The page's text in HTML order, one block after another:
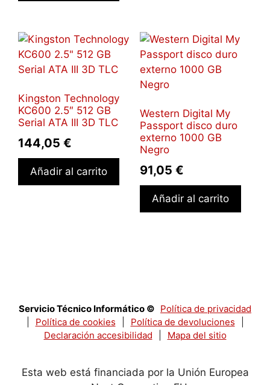
Kingston Technology
KC600 2.5″ 512 GB
Serial ATA III 3D TLC
144,05 €
Añadir al carrito
Western Digital My
Passport disco duro
externo 1000 GB
Negro
91,05 €
Añadir al carrito
Servicio Técnico Informático © Política de privacidad
Política de cookies Política de devoluciones
Declaración accesibilidad
Mapa del sitio
Esta web está financiada por la Unión Europea